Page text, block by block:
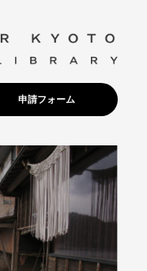
申請フォーム